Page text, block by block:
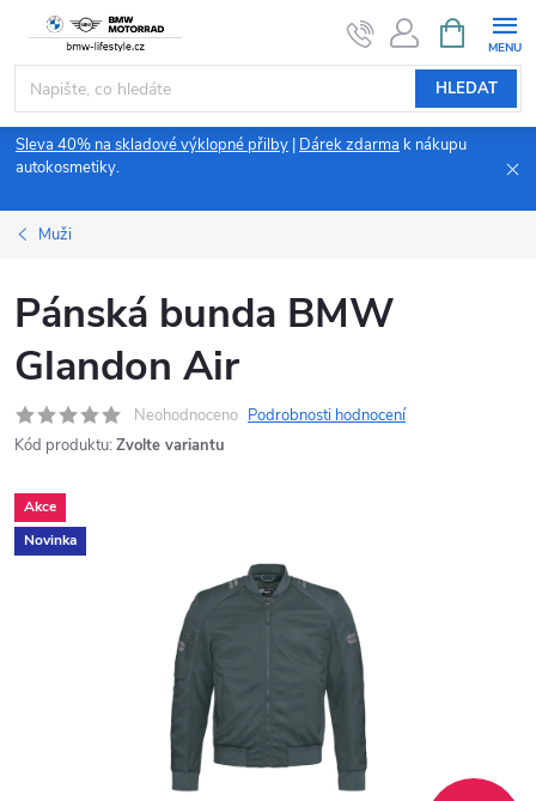
obsah
HLEDAT
NÁKUPNÍ
KOŠÍK
Sleva 40% na skladové výklopné přilby Dárek zdarma k nákupu
autokosmetiky.
Muži
Pánská bunda BMW
Glandon Air
Neohodnoceno Podrobnosti hodnocení
Kód produktu: Zvolte variantu
Akce
Novinka